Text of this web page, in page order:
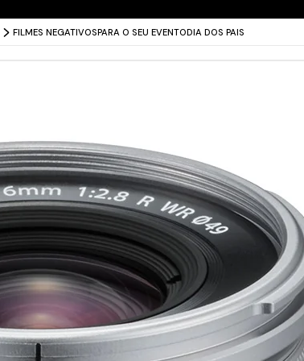
FILMES NEGATIVOSPARA O SEU EVENTODIA DOS PAIS